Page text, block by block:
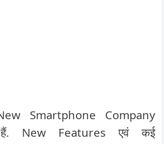
Smartphone Company
New Features एवं कई